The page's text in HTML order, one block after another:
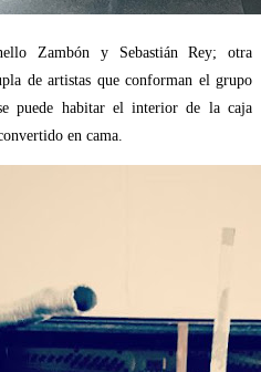
Zambón y Sebastián Rey; otra
de artistas que conforman el grupo
puede habitar el interior de la caja
en cama.